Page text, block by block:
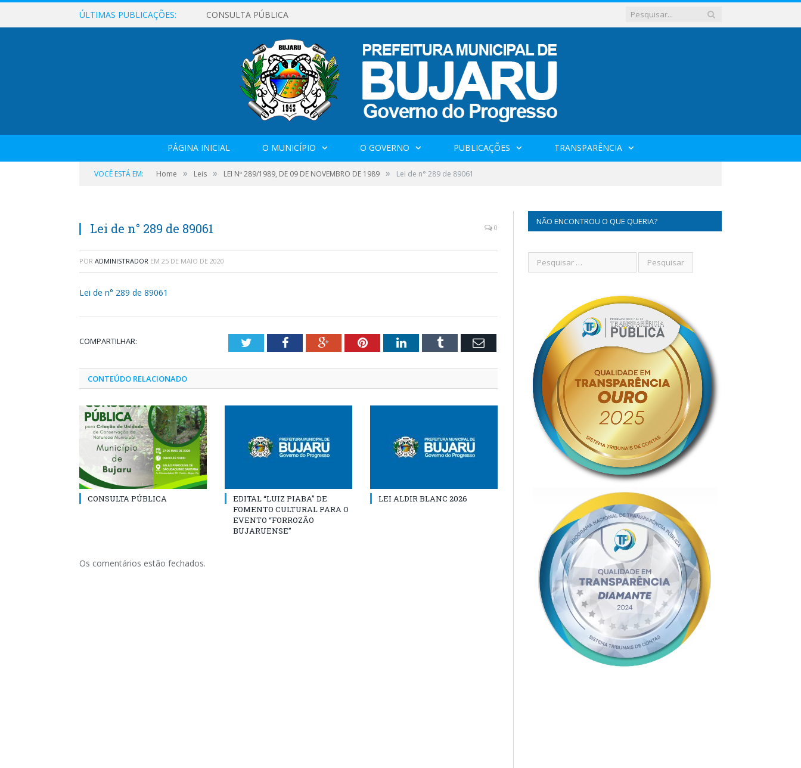
ÚLTIMAS PUBLICAÇÕES: CONSULTA PÚBLICA
PÁGINA INICIAL O MUNICÍPIO O GOVERNO PUBLICAÇÕES TRANSPARÊNCIA
VOCÊ ESTÁ EM: Home » Leis » LEI Nº 289/1989, DE 09 DE NOVEMBRO DE 1989 » Lei de n° 289 de 89061
Lei de n° 289 de 89061 0
POR ADMINISTRADOR EM 25 DE MAIO DE 2020
Lei de n° 289 de 89061
COMPARTILHAR: TwitterFacebookGoogle+PinterestLinkedInTumblr Email
CONTEÚDO RELACIONADO
CONSULTA PÚBLICA
EDITAL “LUIZ PIABA” DE
FOMENTO CULTURAL PARA O
EVENTO “FORROZÃO
BUJARUENSE”
LEI ALDIR BLANC 2026
Os comentários estão fechados.
NÃO ENCONTROU O QUE QUERIA?